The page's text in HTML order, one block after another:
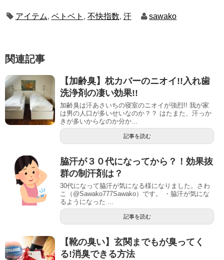
アイテム, ベトベト , 不快指数, 汗 sawako
関連記事
【加齢臭】枕カバーのニオイ!!入れ歯
洗浄剤の凄い効果!!
加齢臭は汗あさいちの寝室のニオイが強烈!! 我が家
は男の人口が多いせいなのか？？ はたまた、汗っか
きが多いからなのか分か...
記事を読む
脇汗が３０代になってから？！効果抜
群の制汗剤は？
30代になって脇汗が気になる様になりました。さわ
こ（@Sawako777Sawako）です。 ・脇汗が気にな
るようになった ...
記事を読む
【靴の臭い】玄関までもが臭ってく
る!消臭できる方法